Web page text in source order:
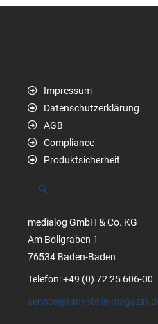
Impressum
Datenschutzerklärung
AGB
Compliance
Produktsicherheit
Suchen
medialog GmbH & Co. KG
Am Bollgraben 1
76534 Baden-Baden
Telefon: +49 (0) 72 25 606-00
service@tankstelle-